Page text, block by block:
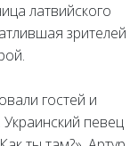
латвийского
зрителей
гостей и
певец